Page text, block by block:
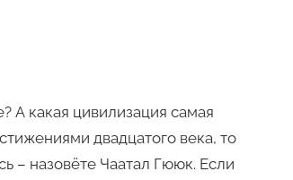
А какая цивилизация самая
двадцатого века, то
– назовёте Чаатал Гююк. Если